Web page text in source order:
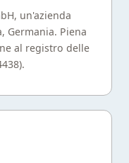
un'azienda
Germania. Piena
al registro delle